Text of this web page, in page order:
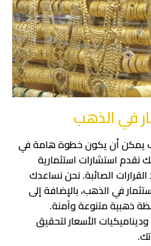
في الذهب
يمكن أن يكون خطوة هامة في
نقدم استشارات استثمارية
الصائبة. نحن نساعدك
في الذهب، بالإضافة إلى
ذهبية متنوعة وآمنة.
الأسعار لتحقيق